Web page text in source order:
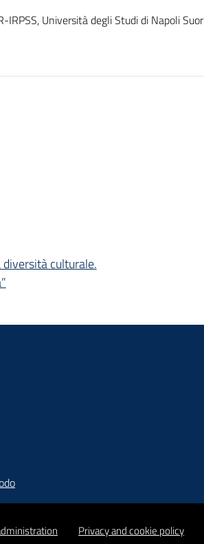
IRPSS, Università degli Studi di Napoli Suor
culturale.
Privacy and cookie policy